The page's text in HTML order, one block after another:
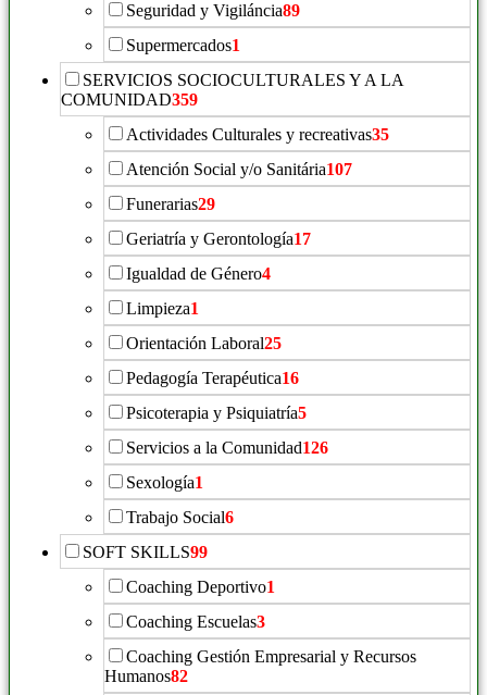
Seguridad y Vigiláncia89
Supermercados1
SERVICIOS SOCIOCULTURALES Y A LA
COMUNIDAD359
Actividades Culturales y recreativas35
Atención Social y/o Sanitária107
Funerarias29
Geriatría y Gerontología17
Igualdad de Género4
Limpieza1
Orientación Laboral25
Pedagogía Terapéutica16
Psicoterapia y Psiquiatría5
Servicios a la Comunidad126
Sexología1
Trabajo Social6
SOFT SKILLS99
Coaching Deportivo1
Coaching Escuelas3
Coaching Gestión Empresarial y Recursos
Humanos82